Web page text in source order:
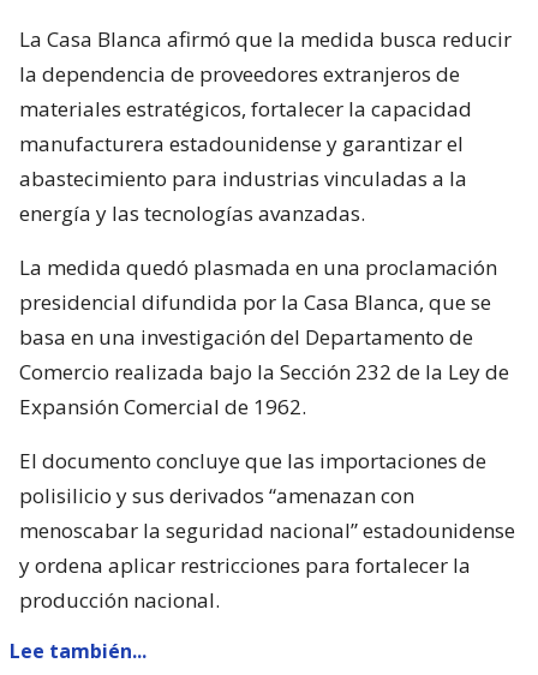
La Casa Blanca afirmó que la medida busca reducir
la dependencia de proveedores extranjeros de
materiales estratégicos, fortalecer la capacidad
manufacturera estadounidense y garantizar el
abastecimiento para industrias vinculadas a la
energía y las tecnologías avanzadas.
La medida quedó plasmada en una proclamación
presidencial difundida por la Casa Blanca, que se
basa en una investigación del Departamento de
Comercio realizada bajo la Sección 232 de la Ley de
Expansión Comercial de 1962.
El documento concluye que las importaciones de
polisilicio y sus derivados “amenazan con
menoscabar la seguridad nacional” estadounidense
y ordena aplicar restricciones para fortalecer la
producción nacional.
Lee también...